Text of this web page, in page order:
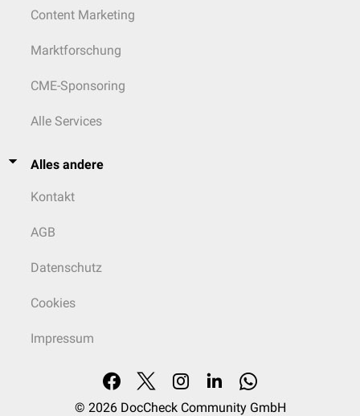
Content Marketing
Marktforschung
CME-Sponsoring
Alle Services
Alles andere
Kontakt
AGB
Datenschutz
Cookies
Impressum
© 2026 DocCheck Community GmbH